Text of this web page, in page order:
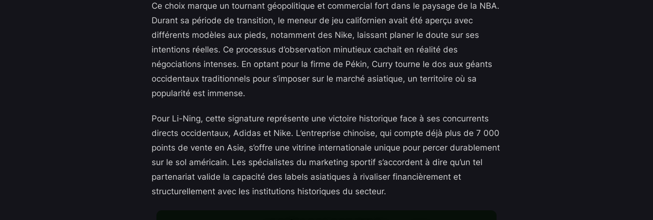
Ce choix marque un tournant géopolitique et commercial fort dans le paysage de la NBA.
Durant sa période de transition, le meneur de jeu californien avait été aperçu avec
différents modèles aux pieds, notamment des Nike, laissant planer le doute sur ses
intentions réelles. Ce processus d’observation minutieux cachait en réalité des
négociations intenses. En optant pour la firme de Pékin, Curry tourne le dos aux géants
occidentaux traditionnels pour s’imposer sur le marché asiatique, un territoire où sa
popularité est immense.
Pour Li-Ning, cette signature représente une victoire historique face à ses concurrents
directs occidentaux, Adidas et Nike. L’entreprise chinoise, qui compte déjà plus de 7 000
points de vente en Asie, s’offre une vitrine internationale unique pour percer durablement
sur le sol américain. Les spécialistes du marketing sportif s’accordent à dire qu’un tel
partenariat valide la capacité des labels asiatiques à rivaliser financièrement et
structurellement avec les institutions historiques du secteur.